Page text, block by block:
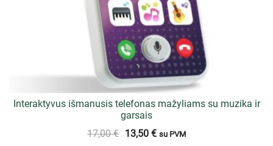
Interaktyvus išmanusis telefonas mažyliams su muzika ir
garsais
17,00€ 13,50 € su PVM